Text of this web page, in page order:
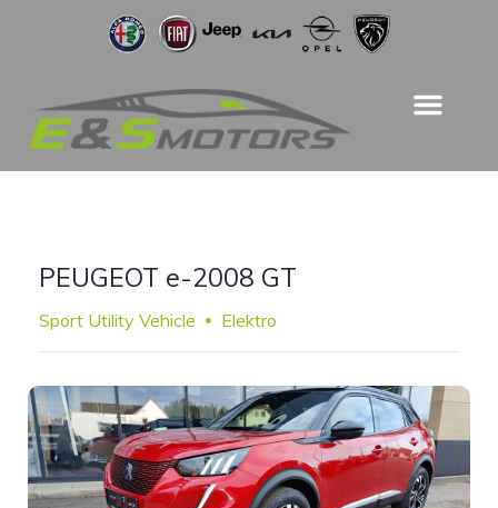
PEUGEOT e-2008 GT
Sport Utility Vehicle Elektro